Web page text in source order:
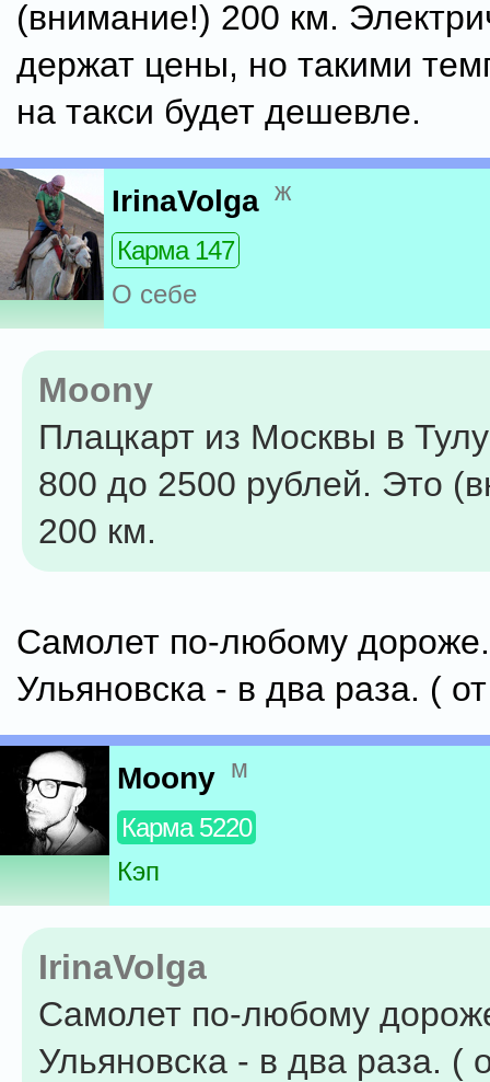
(внимание!) 200 км.
держат цены, но такими
на такси будет дешевле.
IrinaVolga ж
Карма 147
О себе
Moony
Плацкарт из Москвы в
800 до 2500 рублей. Это
200 км.
Самолет по-любому
Ульяновска - в два раза. (
Moony м
Карма 5220
Кэп
IrinaVolga
Самолет по-любому
Ульяновска - в два раза. (